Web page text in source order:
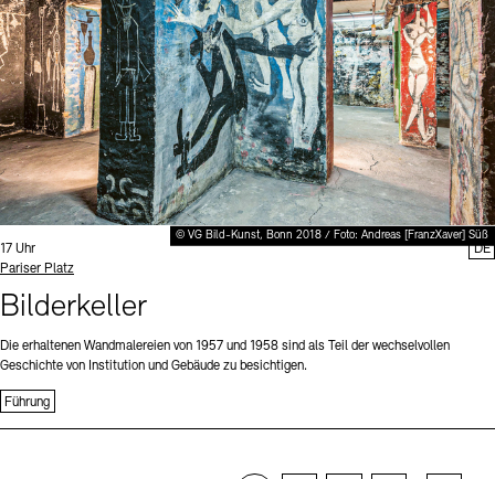
© VG Bild-Kunst, Bonn 2018 / Foto: Andreas [FranzXaver] Süß
Uhrzeit:
17 Uhr
Standort
Pariser Platz
Bilderkeller
Die erhaltenen Wandmalereien von 1957 und 1958 sind als Teil der wechselvollen
Geschichte von Institution und Gebäude zu besichtigen.
Führung
DE